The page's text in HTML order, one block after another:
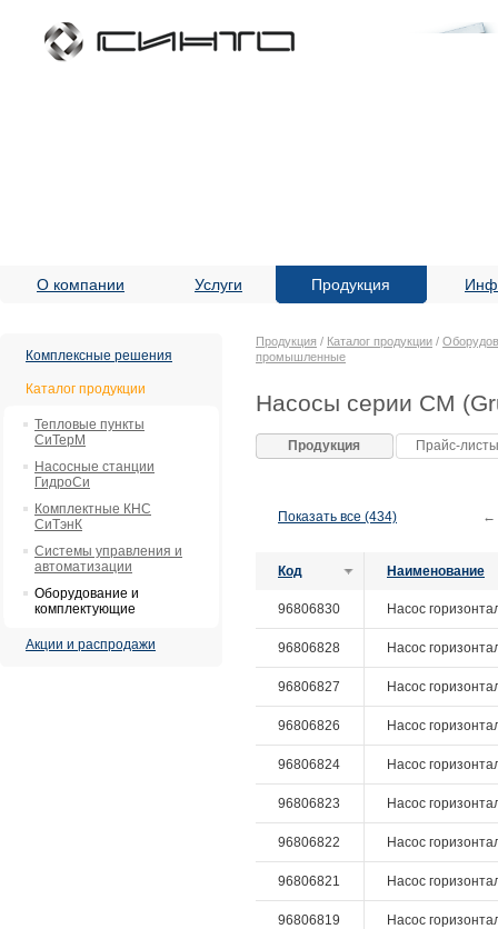
О компании Услуги Продукция
Комплексные решения
Каталог продукции
Тепловые пункты
СиТерМ
Насосные станции
ГидроСи
Комплектные КНС
СиТэнК
Системы управления и
автоматизации
Оборудование и
комплектующие
Акции и распродажи
Продукция / Каталог продукции /
промышленные
Насосы серии CM
Продукция Прайс-
Показать все (434) ←
Код Наименование
96806830 Насос
96806828 Насос
96806827 Насос
96806826 Насос
96806824 Насос
96806823 Насос
96806822 Насос
96806821 Насос
96806819 Насос